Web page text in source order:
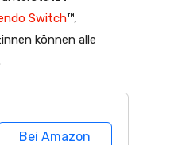
Switch™,
können alle
Bei Amazon